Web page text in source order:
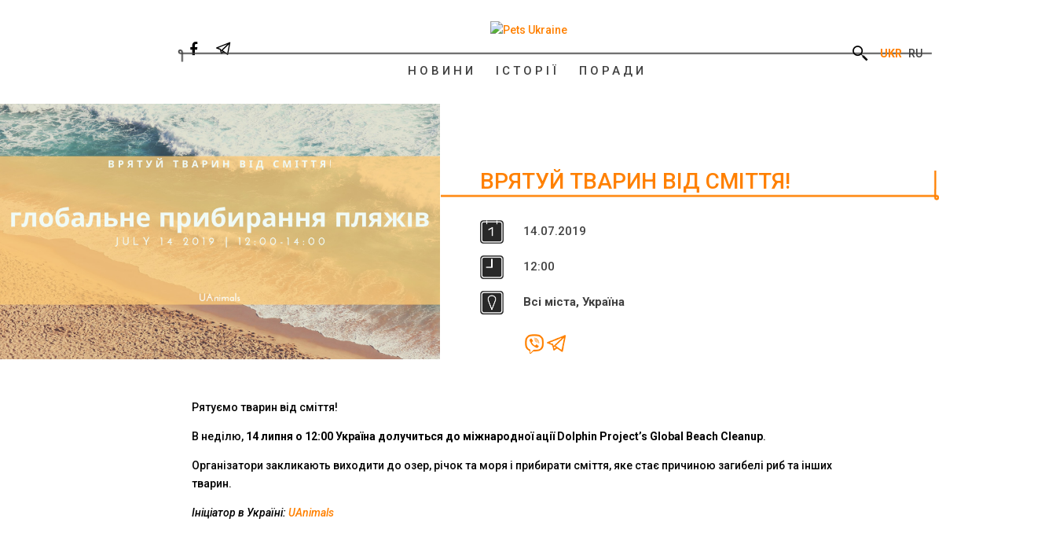
НОВИНИ ІСТОРІЇ ПОРАДИ
UKR RU
ВРЯТУЙ ТВАРИН ВІД СМІТТЯ!
14.07.2019
12:00
Всі міста, Україна
Рятуємо тварин від сміття!
В неділю, 14 липня о 12:00 Україна долучиться до міжнародної ації Dolphin Project’s Global Beach Cleanup.
Організатори закликають виходити до озер, річок та моря і прибирати сміття, яке стає причиною загибелі риб та інших
тварин.
Ініціатор в Україні: UAnimals